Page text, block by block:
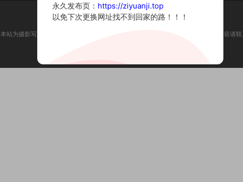
本站为摄影写真图片网站，内容来自网络收集整理，仅作个人学习使用。如有违法内容请
永久发布页： https://ziyuanji.top
以免下次更换网址找不到回家的路！！！